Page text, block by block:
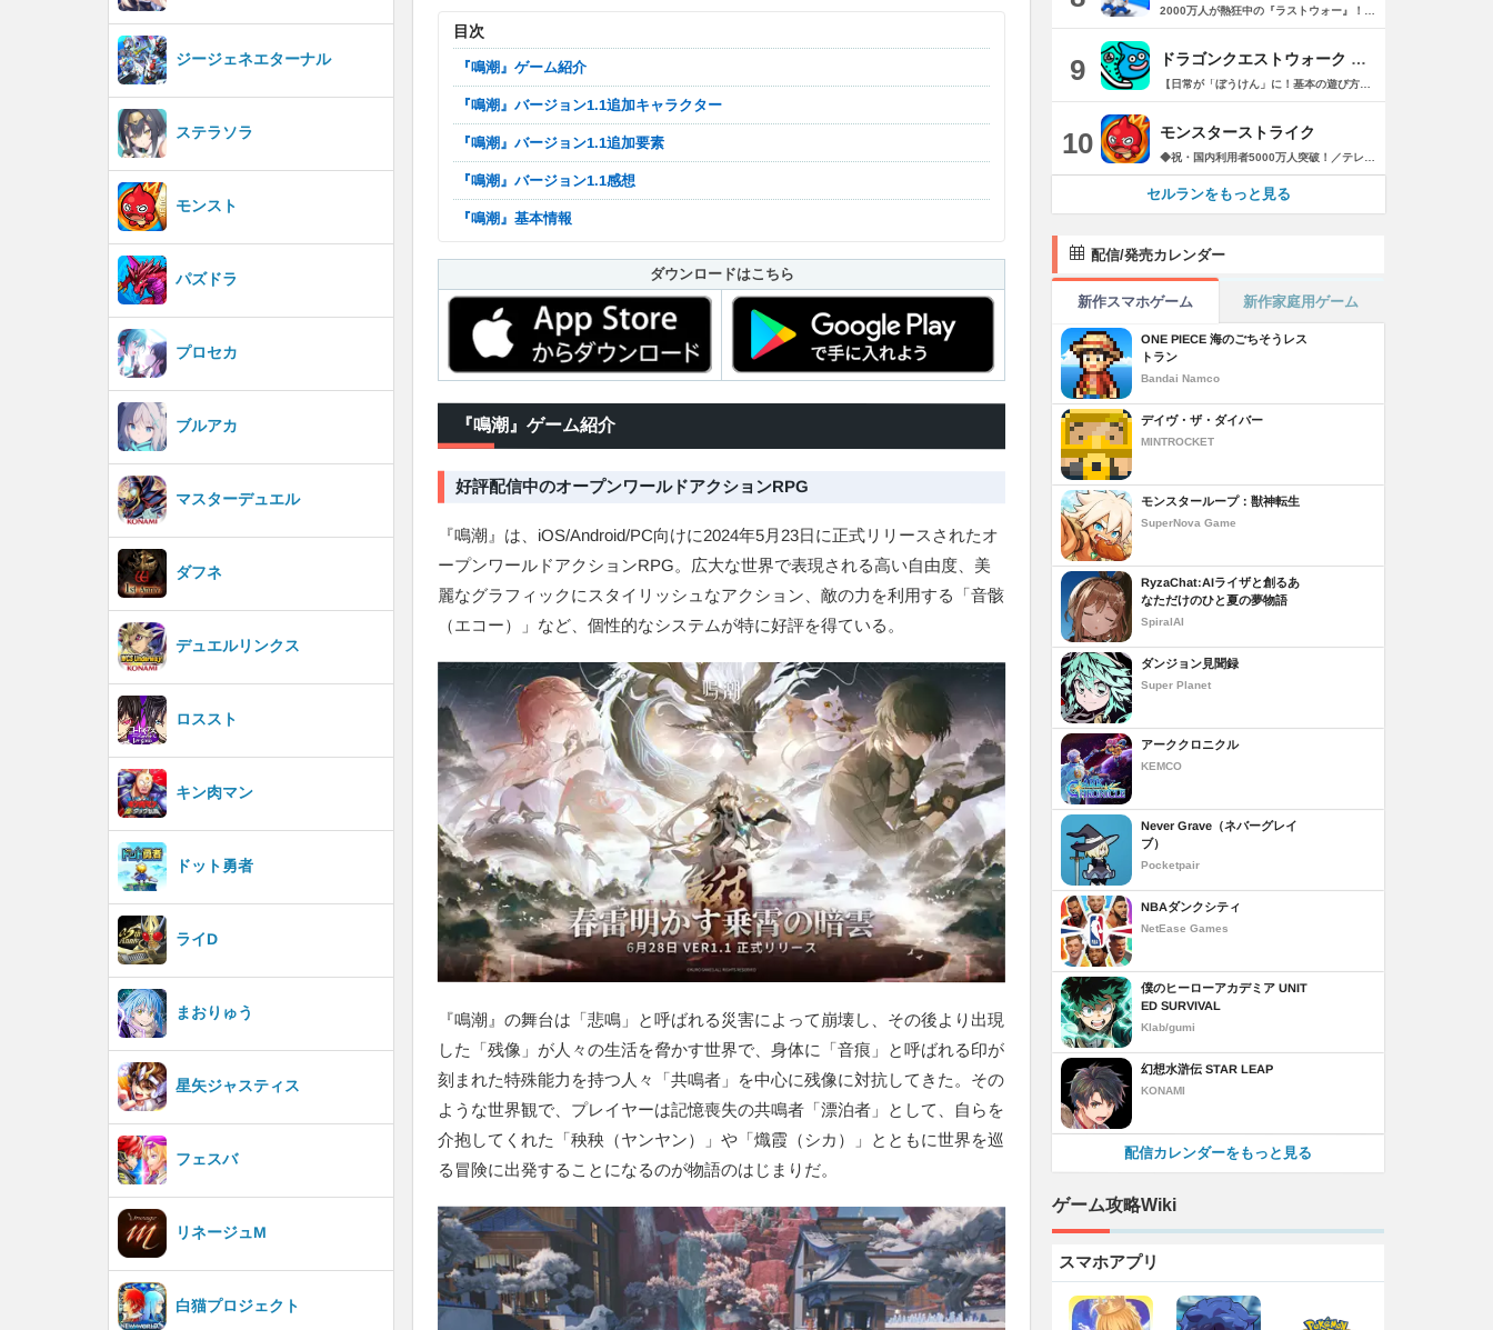
目次
『鳴潮』ゲーム紹介
『鳴潮』バージョン1.1追加キャラクター
『鳴潮』バージョン1.1追加要素
『鳴潮』バージョン1.1感想
『鳴潮』基本情報
ダウンロードはこちら
『鳴潮』ゲーム紹介
好評配信中のオープンワールドアクションRPG
『鳴潮』は、iOS/Android/PC向けに2024年5月23日に正式リリースされたオ
ープンワールドアクションRPG。広大な世界で表現される高い自由度、美
麗なグラフィックにスタイリッシュなアクション、敵の力を利用する「音骸
（エコー）」など、個性的なシステムが特に好評を得ている。
『鳴潮』の舞台は「悲鳴」と呼ばれる災害によって崩壊し、その後より出現
した「残像」が人々の生活を脅かす世界で、身体に「音痕」と呼ばれる印が
刻まれた特殊能力を持つ人々「共鳴者」を中心に残像に対抗してきた。その
ような世界観で、プレイヤーは記憶喪失の共鳴者「漂泊者」として、自らを
介抱してくれた「秧秧（ヤンヤン）」や「熾霞（シカ）」とともに世界を巡
る冒険に出発することになるのが物語のはじまりだ。
ジージェネエターナル
ステラソラ
モンスト
パズドラ
プロセカ
ブルアカ
マスターデュエル
ダフネ
デュエルリンクス
ロススト
キン肉マン
ドット勇者
ライD
まおりゅう
星矢ジャスティス
フェスバ
リネージュM
白猫プロジェクト
9 ドラゴンクエストウォーク 歩く楽しみが増える位置情報ゲーム
10 モンスターストライク
セルランをもっと見る
配信/発売カレンダー
新作スマホゲーム 新作家庭用ゲーム
ONE PIECE 海のごちそうレス
トラン
Bandai Namco
デイヴ・ザ・ダイバー
MINTROCKET
モンスターループ：獣神転生
SuperNova Game
RyzaChat:AIライザと創るあ
なただけのひと夏の夢物語
SpiralAI
ダンジョン見聞録
Super Planet
アーククロニクル
KEMCO
Never Grave（ネバーグレイ
ブ）
Pocketpair
NBAダンクシティ
NetEase Games
僕のヒーローアカデミア UNIT
ED SURVIVAL
Klab/gumi
幻想水滸伝 STAR LEAP
KONAMI
配信カレンダーをもっと見る
ゲーム攻略Wiki
スマホアプリ